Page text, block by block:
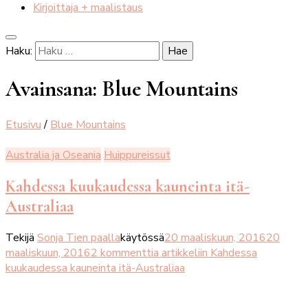
Kirjoittaja + maalistaus
Haku:
Avainsana: Blue Mountains
Etusivu / Blue Mountains
Australia ja Oseania Huippureissut
Kahdessa kuukaudessa kauneinta itä-
Australiaa
Tekijä Sonja Tien paallakäytössä20 maaliskuun, 201620
maaliskuun, 20162 kommenttia artikkeliin Kahdessa
kuukaudessa kauneinta itä-Australiaa